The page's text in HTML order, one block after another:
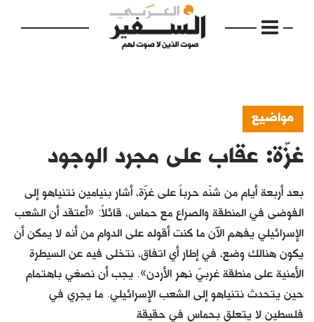
الرئيسية
مواضيع
إفتتاحية
فكرة
دفاتر
بالصورة
مواضيع
غزّة: عقاب على مجرد الوجود
بعد أربعة أيام من شنّه حرباً على غزّة، أشار بنيامين نتنياهو إلى
الفوضى في المنطقة والصراع مع حماس، قائلاً: «أعتقد أن الشعب
الإسرائيلي يفهم الآن ما كنت أقوله على الدوام من أنه لا يمكن أن
يكون هنالك وضع، في إطار أي اتفاق، نتخلى فيه عن السيطرة
الأمنية على منطقة غربيّ نهر الأردن». يجب أن نصغي باهتمام
حين يتحدث نتنياهو إلى الشعب الإسرائيلي. ما يجري في
فلسطين لا يتعلق بحماس في حقيقة